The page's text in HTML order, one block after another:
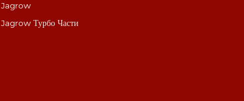
Jagrow
Jagrow Турбо Части